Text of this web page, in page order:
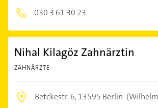
030 3 61 30 23
Nihal Kilagöz Zahnärztin
ZAHNÄRZTE
Betckestr. 6,13595 Berlin